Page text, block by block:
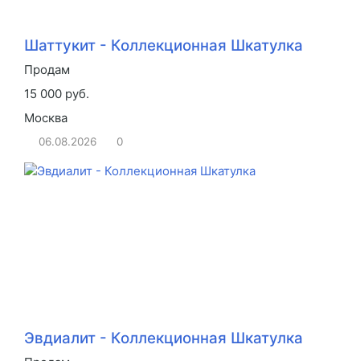
Шаттукит - Коллекционная Шкатулка
Продам
15 000 руб.
Москва
06.08.2026 0
Эвдиалит - Коллекционная Шкатулка